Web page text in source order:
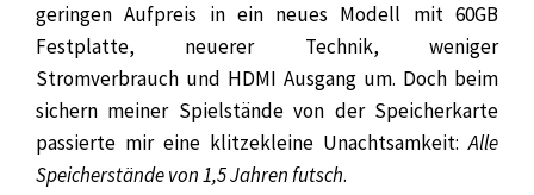
geringen Aufpreis in ein neues Modell mit 60GB
Festplatte, neuerer Technik, weniger
Stromverbrauch und HDMI Ausgang um. Doch beim
sichern meiner Spielstände von der Speicherkarte
passierte mir eine klitzekleine Unachtsamkeit:Alle
Speicherstände von 1,5 Jahren futsch.